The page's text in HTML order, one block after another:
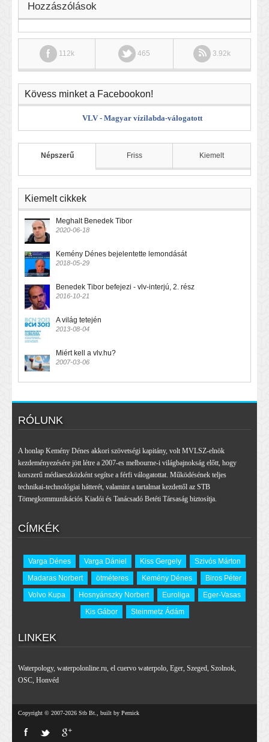
Hozzászólások
112k 465 3.92k
Kövess minket a Facebookon!
VLV - Magyar vízilabda-válogatott
Népszerű Friss Kiemelt
Kiemelt cikkek
Meghalt Benedek Tibor
2020-06-18
Kemény Dénes bejelentette lemondását
2018-05-29
Benedek Tibor befejezi - vlv-interjú, 2. rész
2016-10-21
A világ tetején
2013-08-04
Miért kell a vlv.hu?
2007-03-06
RÓLUNK
A honlap Kemény Dénes akkori szövetségi kapitány, volt MVLSZ-elnök
kezdeményezésére jött létre a 2007-es melbourne-i világbajnokság előtt, hogy
korszerű médiaeszközként segítse a férfi válogatottat. Működésének teljes
technikai-technológiai hátterét, valamint a tartalmat kezdettől az STB
Tömegkommunikációs Kiadói és Tanácsadó Betéti Társaság biztosítja.
CÍMKÉK
Varga Dénes Varga Dániel Kiss Gergely
Szivós Márton
Madaras Norbert
ötméteres Kemény Dénes
Biros Péter
Volvo Kupa
Hosnyánszky Norbert Euroliga
Eger-Vasas
Kis Gábor
Steinmetz Ádám
LINKEK
Waterpology, waterpolonline.ru, el cuervo waterpolo, Eger, Szeged, Szolnok,
OSC, Honvéd
Copyright © 2007-2026 Stb Bt., built by Pernick